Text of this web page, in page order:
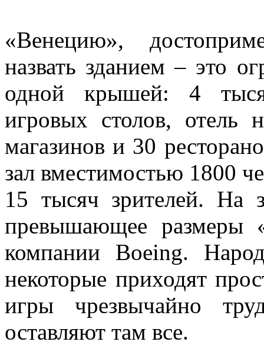
«Венецию»,
назвать зданием – это
одной крышей: 4
игровых столов,
магазинов и 30
зал вместимостью 1800
15 тысяч зрителей. На
превышающее размеры
компании Boeing.
некоторые приходят
игры чрезвычайно
оставляют там все.